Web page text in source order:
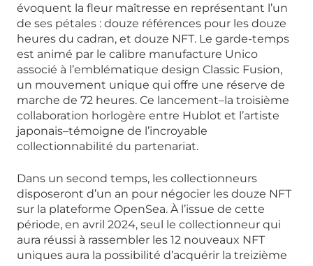
évoquent la fleur maîtresse en représentant l’un
de ses pétales : douze références pour les douze
heures du cadran, et douze NFT. Le garde-temps
est animé par le calibre manufacture Unico
associé à l’emblématique design Classic Fusion,
un mouvement unique qui offre une réserve de
marche de 72 heures. Ce lancement–la troisième
collaboration horlogère entre Hublot et l’artiste
japonais–témoigne de l’incroyable
collectionnabilité du partenariat.
Dans un second temps, les collectionneurs
disposeront d’un an pour négocier les douze NFT
sur la plateforme OpenSea. À l’issue de cette
période, en avril 2024, seul le collectionneur qui
aura réussi à rassembler les 12 nouveaux NFT
uniques aura la possibilité d’acquérir la treizième